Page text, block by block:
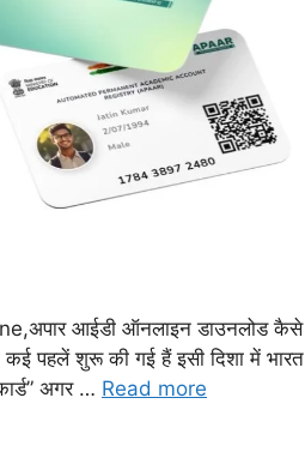
आईडी ऑनलाइन डाउनलोड कैसे
पहलें शुरू की गई हैं इसी दिशा में भारत
अगर … Read more